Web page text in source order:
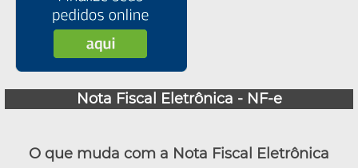
Nota Fiscal Eletrônica - NF-e
O que muda com a Nota Fiscal Eletrônica